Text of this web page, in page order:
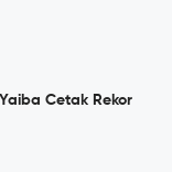
Cetak Rekor